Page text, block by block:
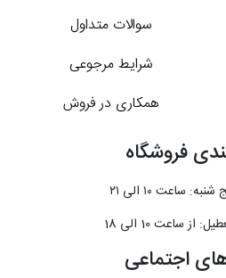
سوالات متداول
شرایط مرجوعی
همکاری در فروش
فروشگاه
ساعت ۱۰ الی ۲۱
از ساعت 10 الی 18
اجتماعی